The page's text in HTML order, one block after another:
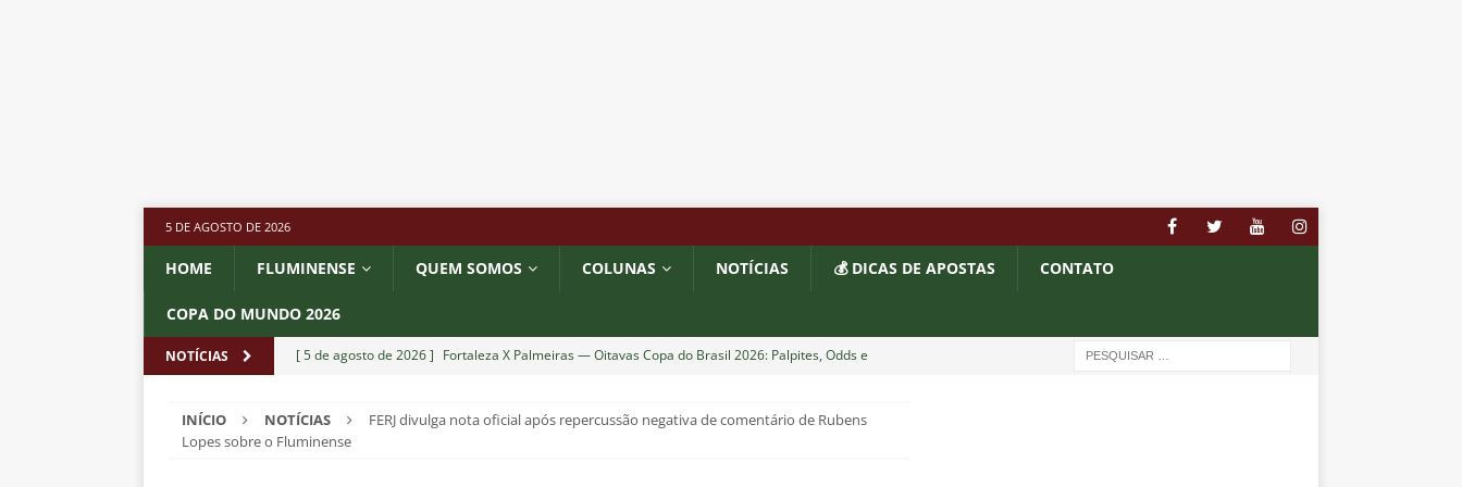
5 DE AGOSTO DE 2026
HOME FLUMINENSE QUEM SOMOS COLUNAS NOTÍCIAS 💰 DICAS DE APOSTAS CONTATO
COPA DO MUNDO 2026
NOTÍCIAS [ 5 de agosto de 2026 ] Fortaleza X Palmeiras — Oitavas Copa do Brasil 2026: Palpites, Odds e
[ 5 de agosto de 2026 ] Fluminense anuncia escalação para confronto decisivo contra o Vasco
INÍCIO NOTÍCIAS
FERJ divulga nota oficial após repercussão negativa de comentário de Rubens
Lopes sobre o Fluminense